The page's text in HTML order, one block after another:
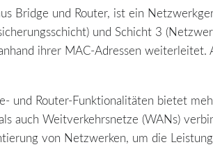
Bridge und Router, ist ein
und Schicht 3
ihrer MAC-Adressen
und Router-Funktionalitäten bietet
auch Weitverkehrsnetze (WANs)
von Netzwerken, um die